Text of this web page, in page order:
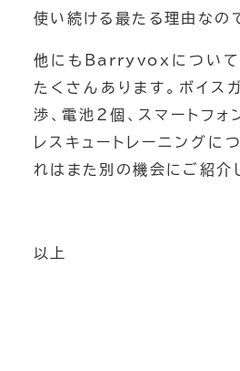
使い続ける最たる理由なの
他にもBarryvoxについて
たくさんあります。ボイス
渉、電池２個、スマートフォ
レスキュートレーニングに
れはまた別の機会にご紹介
以上